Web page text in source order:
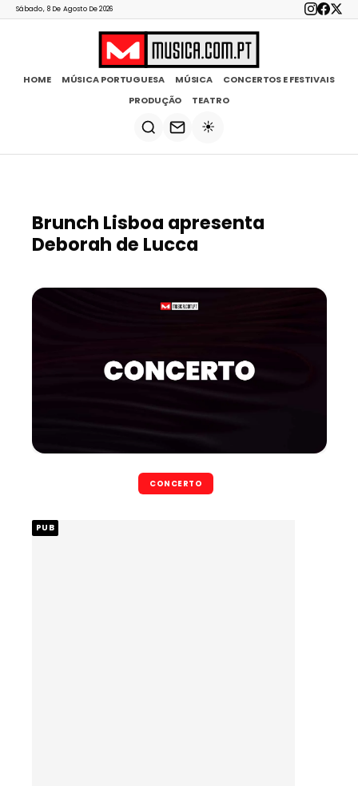
Sábado, 8 De Agosto De 2026
HOME MÚSICA PORTUGUESA MÚSICA
CONCERTOS E FESTIVAIS
PRODUÇÃO
TEATRO
☀️
Brunch Lisboa apresenta
Deborah de Lucca
CONCERTO
PUB